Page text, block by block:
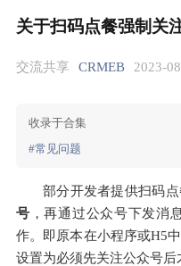
关于扫码点餐强制关
交流共享 CRMEB 2023-
收录于合集
#常见问题
部分开发者提供扫码
号 ，再通过公众号下发消
作。即原本在小程序或H5
设置为必须先关注公众号后